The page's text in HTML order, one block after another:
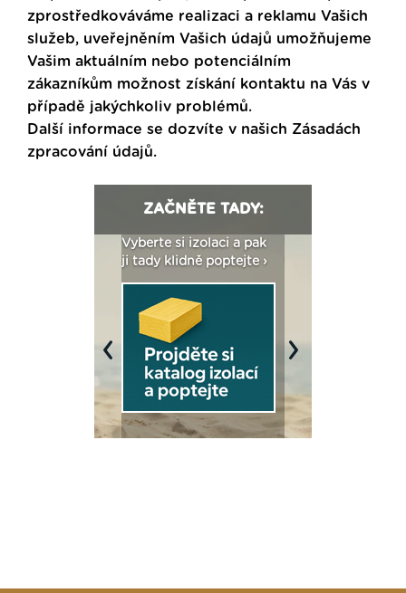
zprostředkováváme realizaci a reklamu Vašich
služeb, uveřejněním Vašich údajů umožňujeme
Vašim aktuálním nebo potenciálním
zákazníkům možnost získání kontaktu na Vás v
případě jakýchkoliv problémů.
Další informace se dozvíte v našich Zásadách
zpracování údajů.
ZAČNĚTE TADY:
Vyberte si izolaci a pak
ji tady klidně poptejte ›
Previous Next